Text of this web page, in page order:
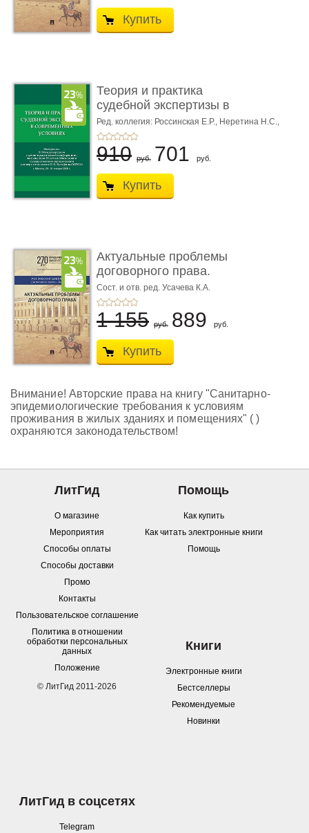
Купить
Теория и практика
судебной экспертизы в
совре� ...
Ред. коллегия: Россинская Е.Р., Неретина Н.С.,
Чернявская М.С.
910 руб. 701 руб.
Купить
Актуальные проблемы
договорного права.
Выпуск ...
Сост. и отв. ред. Усачева К.А.
1 155 руб. 889 руб.
Купить
Внимание! Авторские права на книгу "Санитарно-
эпидемиологические требования к условиям
проживания в жилых зданиях и помещениях" ( )
охраняются законодательством!
ЛитГид
О магазине
Мероприятия
Способы оплаты
Способы доставки
Промо
Контакты
Пользовательское соглашение
Политика в отношении
обработки персональных
данных
Положение
© ЛитГид 2011-2026
Помощь
Как купить
Как читать электронные книги
Помощь
Книги
Электронные книги
Бестселлеры
Рекомендуемые
Новинки
ЛитГид в соцсетях
Telegram